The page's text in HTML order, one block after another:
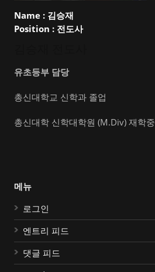
Name : 김승재
Position : 전도사
유초등부 담당
총신대학교 신학과 졸업
총신대학 신학대학원 (M.Div) 재학중
메뉴
로그인
엔트리 피드
댓글 피드